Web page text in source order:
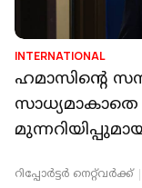
INTERNATIONAL
ഹമാസിന്റെ
സാധ്യമാകാതെ
റിപ്പോർട്ടർ നെറ്റ്‌വര്‍ക്ക്‌